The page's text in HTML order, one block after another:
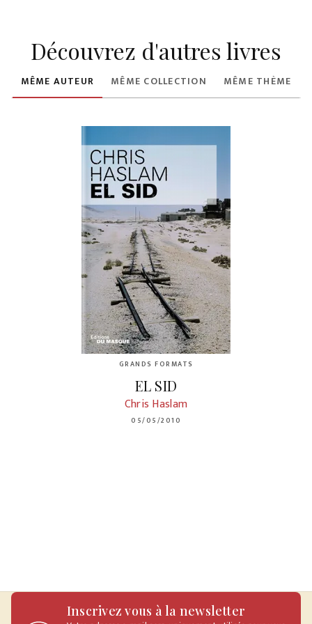
Découvrez d'autres livres
MÊME AUTEUR MÊME COLLECTION MÊME THÈME
GRANDS FORMATS
EL SID
Chris Haslam
05/05/2010
Inscrivez vous à la newsletter